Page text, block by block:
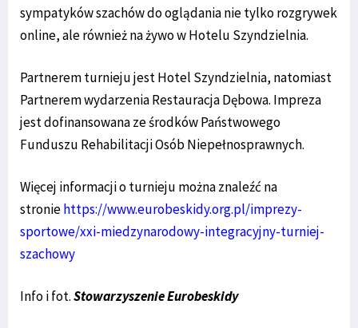
sympatyków szachów do oglądania nie tylko rozgrywek
online, ale również na żywo w Hotelu Szyndzielnia.
Partnerem turnieju jest Hotel Szyndzielnia, natomiast
Partnerem wydarzenia Restauracja Dębowa. Impreza
jest dofinansowana ze środków Państwowego
Funduszu Rehabilitacji Osób Niepełnosprawnych.
Więcej informacji o turnieju można znaleźć na
stroniehttps://www.eurobeskidy.org.pl/imprezy-
sportowe/xxi-miedzynarodowy-integracyjny-turniej-
szachowy
Info i fot.Stowarzyszenie Eurobeskidy